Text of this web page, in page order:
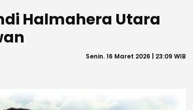
Halmahera Utara
Senin. 16 Maret 2026 | 23:09 WIB